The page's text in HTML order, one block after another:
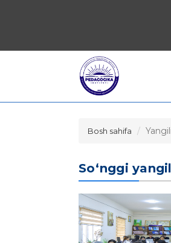
Bosh sahifa
So‘nggi